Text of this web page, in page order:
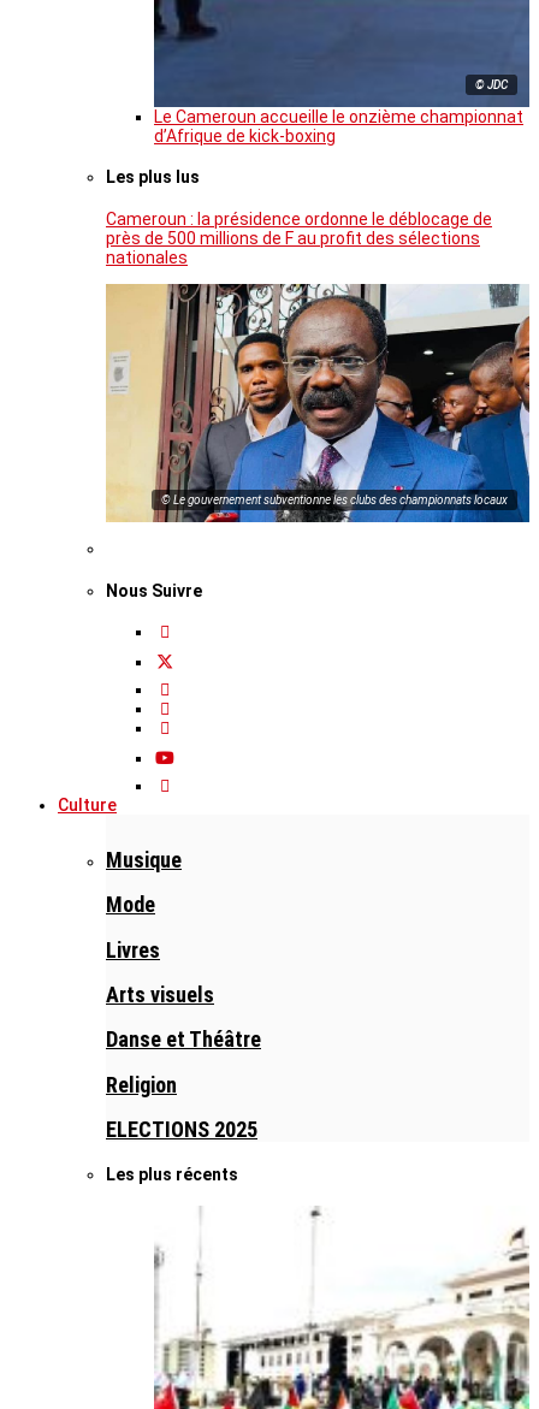
© JDC
Le Cameroun accueille le onzième championnat
d’Afrique de kick-boxing
Les plus lus
Cameroun : la présidence ordonne le déblocage de
près de 500 millions de F au profit des sélections
nationales
© Le gouvernement subventionne les clubs des championnats locaux
Nous Suivre
Culture
Musique
Mode
Livres
Arts visuels
Danse et Théâtre
Religion
ELECTIONS 2025
Les plus récents